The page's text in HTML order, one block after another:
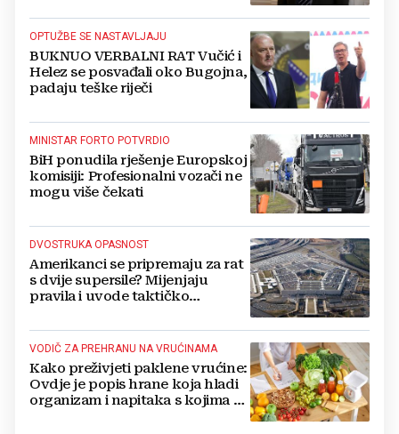
OPTUŽBE SE NASTAVLJAJU
BUKNUO VERBALNI RAT Vučić i
Helez se posvađali oko Bugojna,
padaju teške riječi
MINISTAR FORTO POTVRDIO
BiH ponudila rješenje Europskoj
komisiji: Profesionalni vozači ne
mogu više čekati
DVOSTRUKA OPASNOST
Amerikanci se pripremaju za rat
s dvije supersile? Mijenjaju
pravila i uvode taktičko
VODIČ ZA PREHRANU NA VRUĆINAMA
Kako preživjeti paklene vrućine:
Ovdje je popis hrane koja hladi
organizam i napitaka s kojima si